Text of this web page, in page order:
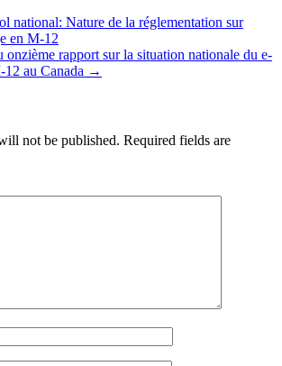
national: Nature de la réglementation sur
en M-12
onzième rapport sur la situation nationale du e-
au Canada →
not be published. Required fields are